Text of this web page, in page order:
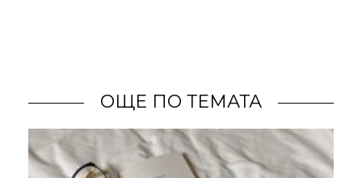
ОЩЕ ПО ТЕМАТА